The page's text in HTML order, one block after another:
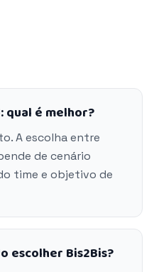
qual é melhor?
A escolha entre
de cenário
time e objetivo de
escolher Bis2Bis?